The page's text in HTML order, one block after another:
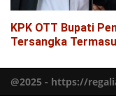
KPK OTT Bupati
Tersangka
@2025 - https://